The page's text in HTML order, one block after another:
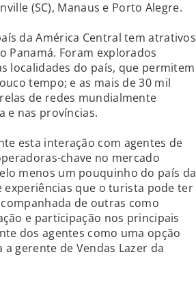
(SC), Manaus e Porto Alegre.
da América Central tem atrativos
Panamá. Foram explorados
localidades do país, que permitem
tempo; e as mais de 30 mil
de redes mundialmente
e nas províncias.
esta interação com agentes de
chave no mercado
menos um pouquinho do país da
experiências que o turista pode ter
de outras como
e participação nos principais
dos agentes como uma opção
gerente de Vendas Lazer da